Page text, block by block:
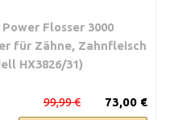
Flosser 3000
für Zähne, Zahnfleisch
HX3826/31)
73,00 €
99,99 €